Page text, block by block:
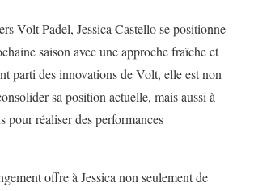
Volt Padel, Jessica Castello se positionne
saison avec une approche fraîche et
parti des innovations de Volt, elle est non
sa position actuelle, mais aussi à
pour réaliser des performances
offre à Jessica non seulement de